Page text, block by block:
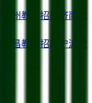
苏州教师招聘 济南
南昌教师招聘 宁波